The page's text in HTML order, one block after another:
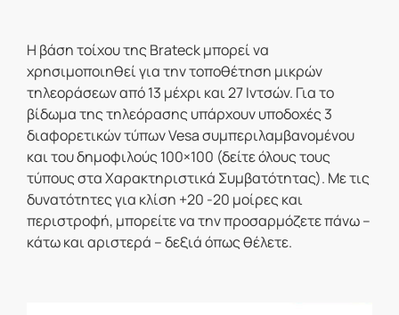
Η βάση τοίχου της Brateck μπορεί να
χρησιμοποιηθεί για την τοποθέτηση μικρών
τηλεοράσεων από 13 μέχρι και 27 Ιντσών. Για το
βίδωμα της τηλεόρασης υπάρχουν υποδοχές 3
διαφορετικών τύπων Vesa συμπεριλαμβανομένου
και του δημοφιλούς 100×100 (δείτε όλους τους
τύπους στα Χαρακτηριστικά Συμβατότητας). Με τις
δυνατότητες για κλίση +20 -20 μοίρες και
περιστροφή, μπορείτε να την προσαρμόζετε πάνω –
κάτω και αριστερά – δεξιά όπως θέλετε.